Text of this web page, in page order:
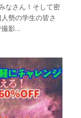
なさん！そして密
勢の学生の皆さ
撮影…